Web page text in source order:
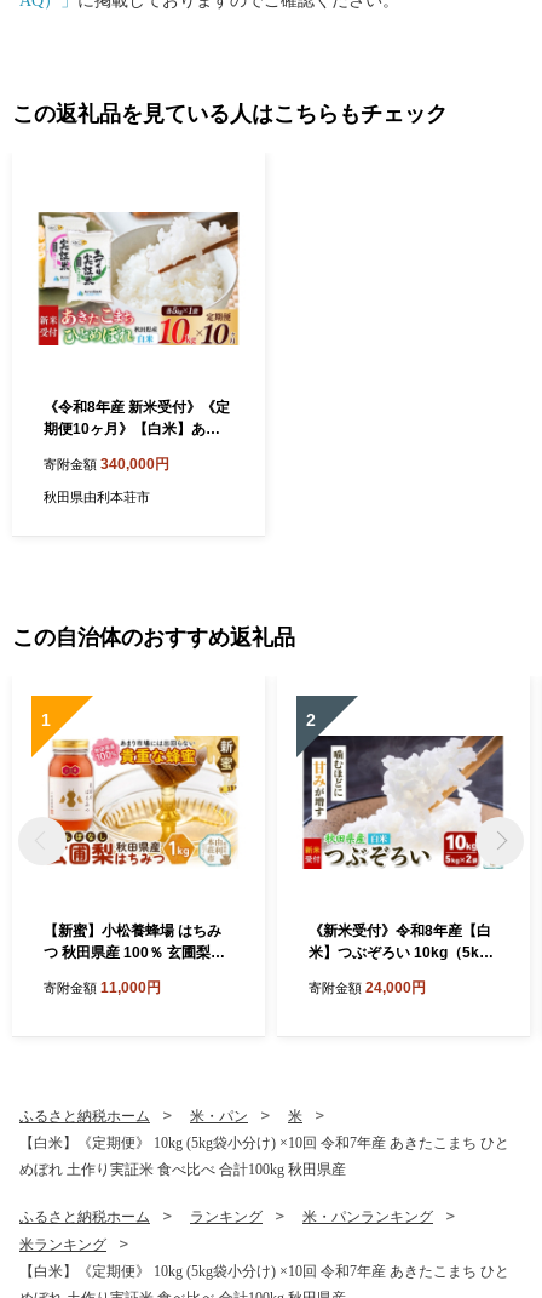
この返礼品を見ている人はこちらもチェック
《令和8年産 新米受付》《定
期便10ヶ月》【白米】あき
kg（各5kg×1袋：計10kg）
土作り実証米 合計100kg 秋
本荘市]
寄附金額 340,000円
秋田県由利本荘市
この自治体のおすすめ返礼品
1
【新蜜】小松養蜂場 はちみ
つ 秋田県産 100％ 玄圃梨蜂
蜜 国産 秋田県産]
寄附金額 11,000円
2
《新米受付》令和8年産【白
米】つぶぞろい 10kg（5kg×
[新米予約 米 お米 白米 精米
寄附金額 24,000円
ふるさと納税ホーム 米・パン
米
【白米】《定期便》 10kg (5kg袋小分け) ×10回 令和7年産 あきたこまち ひと
めぼれ 土作り実証米 食べ比べ 合計100kg 秋田県産
ふるさと納税ホーム ランキング
米・パンランキング
米ランキング
【白米】《定期便》 10kg (5kg袋小分け) ×10回 令和7年産 あきたこまち ひと